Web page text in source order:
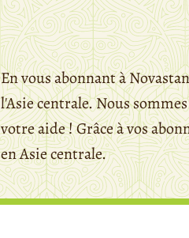
En vous abonnant à
l'Asie centrale. Nous
votre aide ! Grâce à vos
en Asie centrale.